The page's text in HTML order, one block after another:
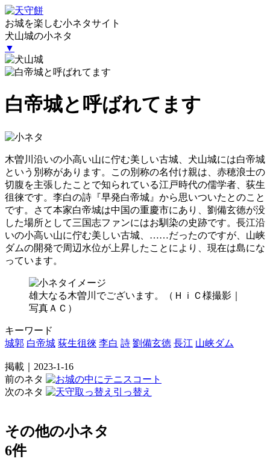
お城を楽しむ小ネタサイト
犬山城の小ネタ
▼
白帝城と呼ばれてます
木曽川沿いの小高い山に佇む美しい古城、犬山城には白帝城
という別称があります。この別称の名付け親は、赤穂浪士の
切腹を主張したことで知られている江戸時代の儒学者、荻生
徂徠です。李白の詩『早発白帝城』から思いついたとのこと
です。さて本家白帝城は中国の重慶市にあり、劉備玄徳が没
した場所として三国志ファンにはお馴染の史跡です。長江沿
いの小高い山に佇む美しい古城、……だったのですが、山峡
ダムの開発で周辺水位が上昇したことにより、現在は島にな
っています。
雄大なる木曽川でございます。（ＨｉＣ様撮影｜
写真ＡＣ）
キーワード
城郭 白帝城 荻生徂徠 李白 詩 劉備玄徳 長江 山峡ダム
掲載｜2023-1-16
前のネタ
次のネタ
その他の小ネタ
6件